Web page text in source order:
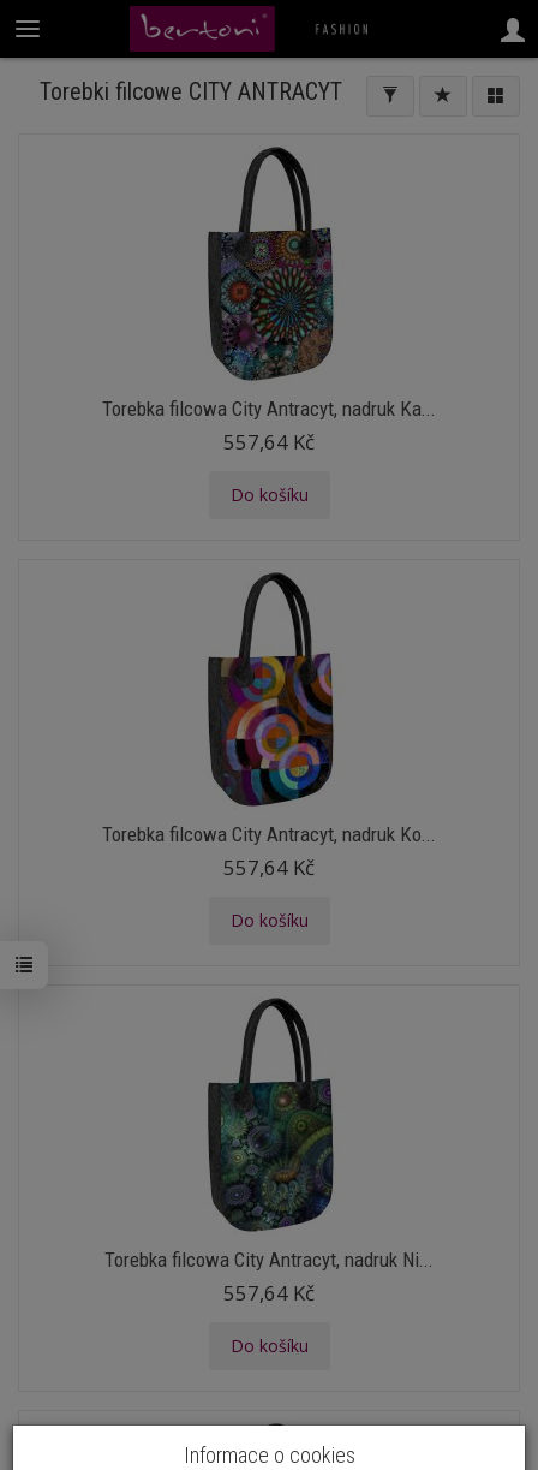
Torebki filcowe CITY ANTRACYT
Torebka filcowa City Antracyt, nadruk Ka...
557,64 Kč
Do košíku
Torebka filcowa City Antracyt, nadruk Ko...
557,64 Kč
Do košíku
Torebka filcowa City Antracyt, nadruk Ni...
557,64 Kč
Do košíku
Informace o cookies